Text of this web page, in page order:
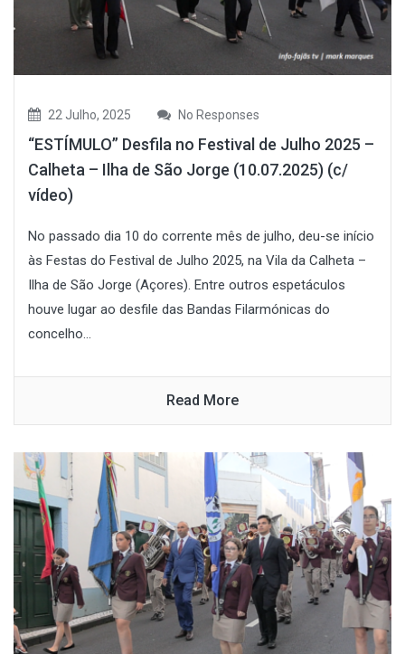
22 Julho, 2025 No Responses
“ESTÍMULO” Desfila no Festival de Julho 2025 –
Calheta – Ilha de São Jorge (10.07.2025) (c/
vídeo)
No passado dia 10 do corrente mês de julho, deu-se início
às Festas do Festival de Julho 2025, na Vila da Calheta –
Ilha de São Jorge (Açores). Entre outros espetáculos
houve lugar ao desfile das Bandas Filarmónicas do
concelho...
Read More